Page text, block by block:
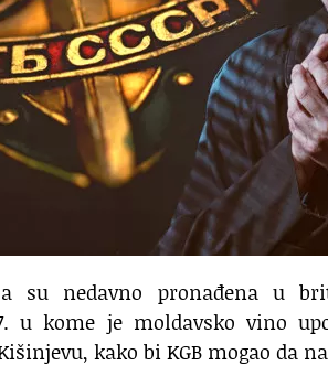
su nedavno pronađena u
u kome je moldavsko vino
kako bi KGB mogao da